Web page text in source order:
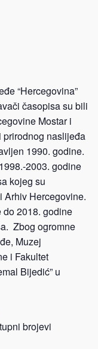
“Hercegovina”
časopisa su bili
Mostar i
prirodnog naslijeđa
1990. godine.
2003. godine
kojeg su
Arhiv Hercegovine.
2018. godine
Zbog ogromne
Muzej
i Fakultet
Bijedić” u
brojevi